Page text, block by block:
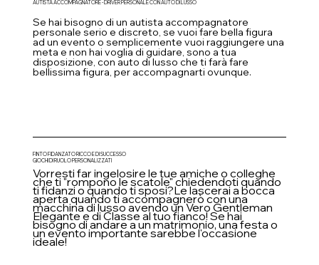
AUTISTA ACCOMPAGNATORE - DRIVER PERSONALE CON AUTO DI LUSSO
Se hai bisogno di un autista accompagnatore
personale serio e discreto, se vuoi fare bella figura
ad un evento o semplicemente vuoi raggiungere una
meta e non hai voglia di guidare, sono a tua
disposizione, con auto di lusso che ti farà fare
bellissima figura, per accompagnarti ovunque.
FINTO FIDANZATO RICCO E DI SUCCESSO
GIOCHI DI RUOLO PERSONALIZZATI
Vorresti far ingelosire le tue amiche o colleghe
che ti "rompono le scatole" chiedendoti quando
ti fidanzi o quando ti sposi?Le lascerai a bocca
aperta quando ti accompagnerò con una
macchina di lusso avendo un Vero Gentleman
Elegante e di Classe al tuo fianco!Se hai
bisogno di andare a un matrimonio, una festa o
un evento importante sarebbe l'occasione
ideale!